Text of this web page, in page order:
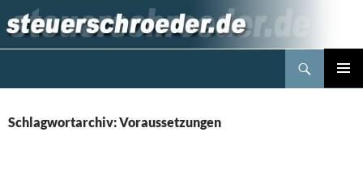
Inhalt
springen
Schlagwortarchiv: Voraussetzungen